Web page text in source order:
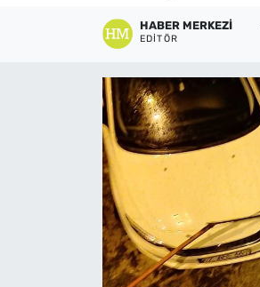
HABER MERKEZI
EDITÖR
Haber Arşivi